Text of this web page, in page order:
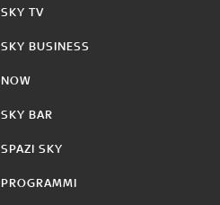
SKY TV
SKY BUSINESS
NOW
SKY BAR
SPAZI SKY
PROGRAMMI